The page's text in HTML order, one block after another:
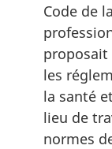
Code de
les
la santé
lieu de
normes